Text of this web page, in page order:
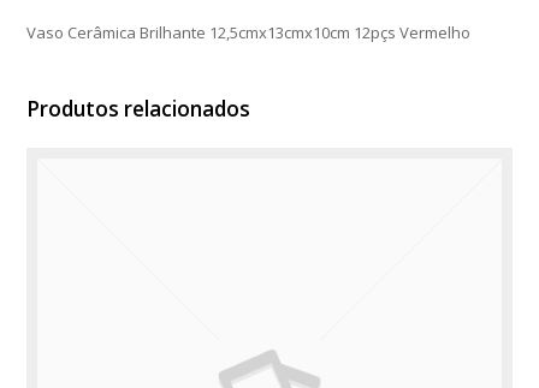
Vaso Cerâmica Brilhante 12,5cmx13cmx10cm 12pçs Vermelho
Produtos relacionados